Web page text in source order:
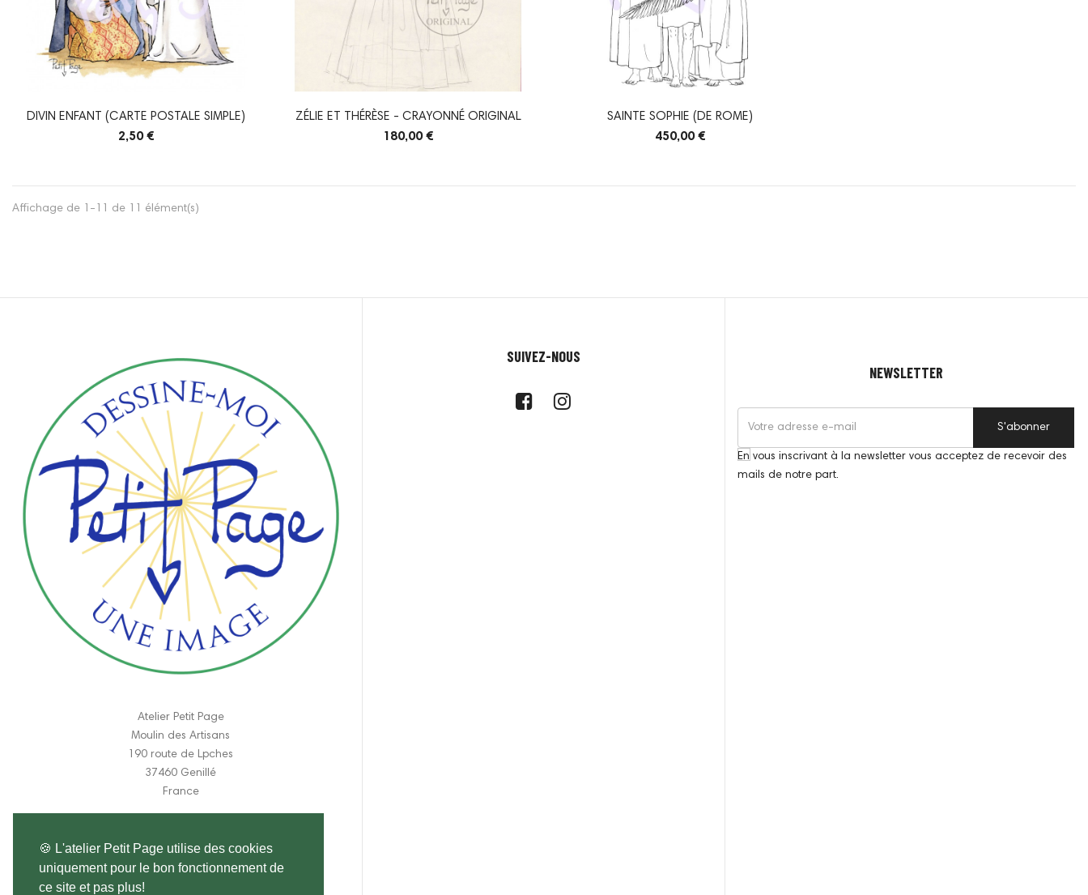
🍪 L'atelier Petit Page utilise des cookies
uniquement pour le bon fonctionnement de
ce site et pas plus!
DIVIN ENFANT (CARTE POSTALE SIMPLE)
2,50 €
ZÉLIE ET THÉRÈSE - CRAYONNÉ ORIGINAL
180,00 €
SAINTE SOPHIE (DE ROME)
450,00 €
Affichage de 1-11 de 11 élément(s)
Atelier Petit Page
Moulin des Artisans
190 route de Lpches
37460 Genillé
France
atelier.petitpage@gmail.com
SUIVEZ-NOUS
NEWSLETTER
S'abonner
En vous inscrivant à la newsletter vous acceptez de recevoir des
mails de notre part.